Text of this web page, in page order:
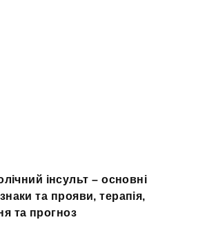
інсульт – основні
та прояви, терапія,
та прогноз